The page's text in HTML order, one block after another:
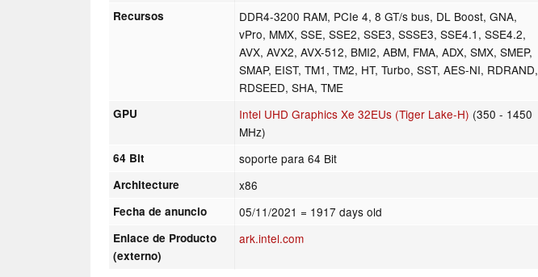
Recursos
DDR4-3200 RAM, PCIe 4, 8 GT/s bus, DL Boost, GNA,
vPro, MMX, SSE, SSE2, SSE3, SSSE3, SSE4.1, SSE4.2,
AVX, AVX2, AVX-512, BMI2, ABM, FMA, ADX, SMX, SMEP,
SMAP, EIST, TM1, TM2, HT, Turbo, SST, AES-NI, RDRAND,
RDSEED, SHA, TME
GPU Intel UHD Graphics Xe 32EUs (Tiger Lake-H) (350 - 1450
MHz)
64 Bit soporte para 64 Bit
Architecture x86
Fecha de anuncio 05/11/2021 = 1917 days old
Enlace de Producto
(externo)
ark.intel.com